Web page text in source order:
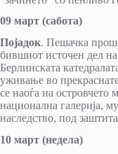
09 март
Појадок. Пешачка
бившиот источен дел на
Берлинската
уживање во
се наоѓа на островчето
национална галерија,
наследство, под
10 март